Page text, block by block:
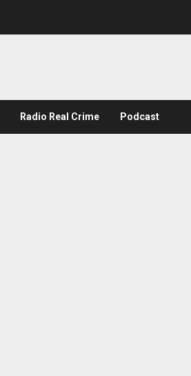
Radio Real Crime Podcast